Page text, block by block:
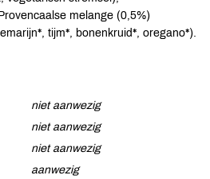
melange (0,5%)
tijm*, bonenkruid*, oregano*).
niet aanwezig
niet aanwezig
niet aanwezig
aanwezig